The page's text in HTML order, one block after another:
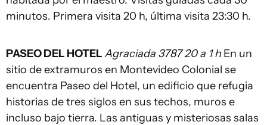
minutos. Primera visita 20 h, última visita 23:30 h.
PASEO DEL HOTELAgraciada 3787 20 a 1 hEn un
sitio de extramuros en Montevideo Colonial se
encuentra Paseo del Hotel, un edificio que refugia
historias de tres siglos en sus techos, muros e
incluso bajo tierra. Las antiguas y misteriosas salas